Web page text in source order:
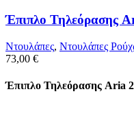
Έπιπλο Τηλεόρασης
Ντουλάπες, Ντουλάπες
73,00 €
Έπιπλο Τηλεόρασης Aria